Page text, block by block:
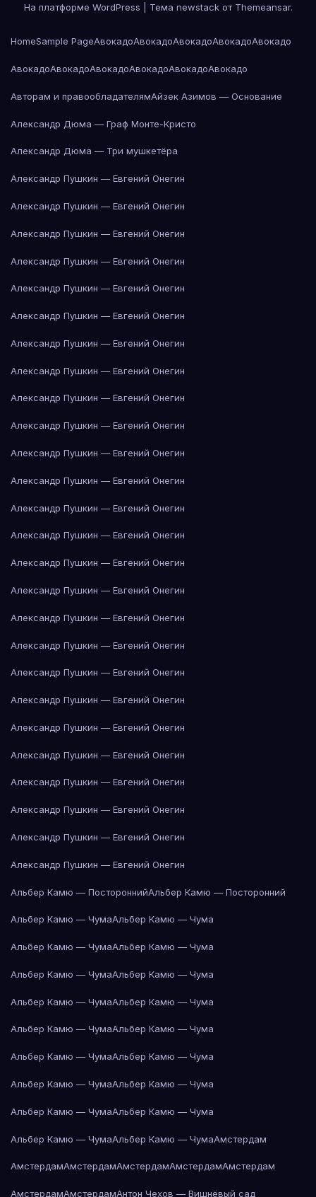
На платформе WordPress Тема newstack от Themeansar.
HomeSample PageАвокадоАвокадоАвокадоАвокадоАвокадо
АвокадоАвокадоАвокадоАвокадоАвокадоАвокадо
Авторам и правообладателямАйзек Азимов — Основание
Александр Дюма — Граф Монте-Кристо
Александр Дюма — Три мушкетёра
Александр Пушкин — Евгений Онегин
Александр Пушкин — Евгений Онегин
Александр Пушкин — Евгений Онегин
Александр Пушкин — Евгений Онегин
Александр Пушкин — Евгений Онегин
Александр Пушкин — Евгений Онегин
Александр Пушкин — Евгений Онегин
Александр Пушкин — Евгений Онегин
Александр Пушкин — Евгений Онегин
Александр Пушкин — Евгений Онегин
Александр Пушкин — Евгений Онегин
Александр Пушкин — Евгений Онегин
Александр Пушкин — Евгений Онегин
Александр Пушкин — Евгений Онегин
Александр Пушкин — Евгений Онегин
Александр Пушкин — Евгений Онегин
Александр Пушкин — Евгений Онегин
Александр Пушкин — Евгений Онегин
Александр Пушкин — Евгений Онегин
Александр Пушкин — Евгений Онегин
Александр Пушкин — Евгений Онегин
Александр Пушкин — Евгений Онегин
Александр Пушкин — Евгений Онегин
Александр Пушкин — Евгений Онегин
Александр Пушкин — Евгений Онегин
Александр Пушкин — Евгений Онегин
Альбер Камю — ПостороннийАльбер Камю — Посторонний
Альбер Камю — ЧумаАльбер Камю — Чума
Альбер Камю — ЧумаАльбер Камю — Чума
Альбер Камю — ЧумаАльбер Камю — Чума
Альбер Камю — ЧумаАльбер Камю — Чума
Альбер Камю — ЧумаАльбер Камю — Чума
Альбер Камю — ЧумаАльбер Камю — Чума
Альбер Камю — ЧумаАльбер Камю — Чума
Альбер Камю — ЧумаАльбер Камю — Чума
Альбер Камю — ЧумаАльбер Камю — ЧумаАмстердам
АмстердамАмстердамАмстердамАмстердамАмстердам
АмстердамАмстердамАнтон Чехов — Вишнёвый сад